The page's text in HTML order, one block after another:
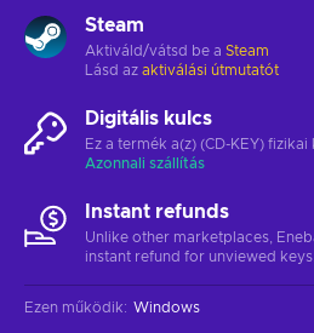
Steam
Aktiváld/vátsd be a Steam
Lásd az aktiválási útmutatót
Digitális kulcs
Ez a termék a(z) (CD-KEY) fizikai
Azonnali szállítás
Instant refunds
Unlike other marketplaces,
instant refund for unviewed keys.
Ezen működik: Windows